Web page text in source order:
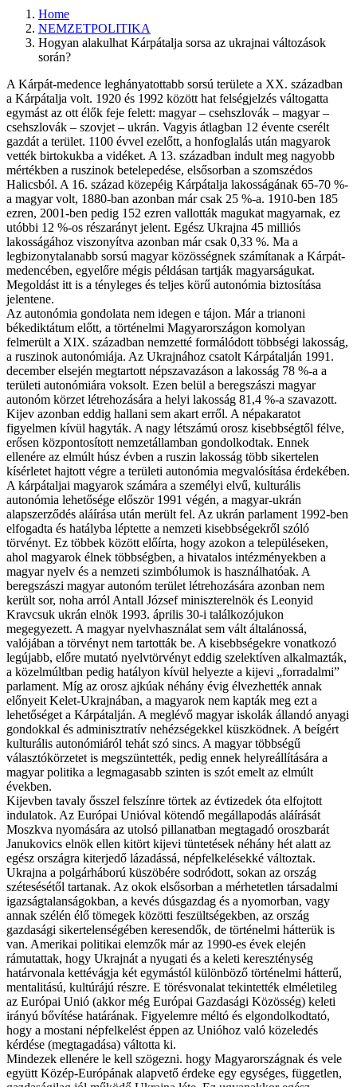
Home
NEMZETPOLITIKA
Hogyan alakulhat Kárpátalja sorsa az ukrajnai változások
során?
A Kárpát-medence leghányatottabb sorsú területe a XX. században
a Kárpátalja volt. 1920 és 1992 között hat felségjelzés váltogatta
egymást az ott élők feje felett: magyar – csehszlovák – magyar –
csehszlovák – szovjet – ukrán. Vagyis átlagban 12 évente cserélt
gazdát a terület. 1100 évvel ezelőtt, a honfoglalás után magyarok
vették birtokukba a vidéket. A 13. században indult meg nagyobb
mértékben a ruszinok betelepedése, elsősorban a szomszédos
Halicsból. A 16. század közepéig Kárpátalja lakosságának 65-70 %-
a magyar volt, 1880-ban azonban már csak 25 %-a. 1910-ben 185
ezren, 2001-ben pedig 152 ezren vallották magukat magyarnak, ez
utóbbi 12 %-os részarányt jelent. Egész Ukrajna 45 milliós
lakosságához viszonyítva azonban már csak 0,33 %. Ma a
legbizonytalanabb sorsú magyar közösségnek számítanak a Kárpát-
medencében, egyelőre mégis példásan tartják magyarságukat.
Megoldást itt is a tényleges és teljes körű autonómia biztosítása
jelentene.
Az autonómia gondolata nem idegen e tájon. Már a trianoni
békediktátum előtt, a történelmi Magyarországon komolyan
felmerült a XIX. században nemzetté formálódott többségi lakosság,
a ruszinok autonómiája. Az Ukrajnához csatolt Kárpátalján 1991.
december elsején megtartott népszavazáson a lakosság 78 %-a a
területi autonómiára voksolt. Ezen belül a beregszászi magyar
autonóm körzet létrehozására a helyi lakosság 81,4 %-a szavazott.
Kijev azonban eddig hallani sem akart erről. A népakaratot
figyelmen kívül hagyták. A nagy létszámú orosz kisebbségtől félve,
erősen központosított nemzetállamban gondolkodtak. Ennek
ellenére az elmúlt húsz évben a ruszin lakosság több sikertelen
kísérletet hajtott végre a területi autonómia megvalósítása érdekében.
A kárpátaljai magyarok számára a személyi elvű, kulturális
autonómia lehetősége először 1991 végén, a magyar-ukrán
alapszerződés aláírása után merült fel. Az ukrán parlament 1992-ben
elfogadta és hatályba léptette a nemzeti kisebbségekről szóló
törvényt. Ez többek között előírta, hogy azokon a településeken,
ahol magyarok élnek többségben, a hivatalos intézményekben a
magyar nyelv és a nemzeti szimbólumok is használhatóak. A
beregszászi magyar autonóm terület létrehozására azonban nem
került sor, noha arról Antall József miniszterelnök és Leonyid
Kravcsuk ukrán elnök 1993. április 30-i találkozójukon
megegyezett. A magyar nyelvhasználat sem vált általánossá,
valójában a törvényt nem tartották be. A kisebbségekre vonatkozó
legújabb, előre mutató nyelvtörvényt eddig szelektíven alkalmazták,
a közelmúltban pedig hatályon kívül helyezte a kijevi „forradalmi”
parlament. Míg az orosz ajkúak néhány évig élvezhették annak
előnyeit Kelet-Ukrajnában, a magyarok nem kapták meg ezt a
lehetőséget a Kárpátalján. A meglévő magyar iskolák állandó anyagi
gondokkal és adminisztratív nehézségekkel küszködnek. A beígért
kulturális autonómiáról tehát szó sincs. A magyar többségű
választókörzetet is megszüntették, pedig ennek helyreállítására a
magyar politika a legmagasabb szinten is szót emelt az elmúlt
években.
Kijevben tavaly ősszel felszínre törtek az évtizedek óta elfojtott
indulatok. Az Európai Unióval kötendő megállapodás aláírását
Moszkva nyomására az utolsó pillanatban megtagadó oroszbarát
Janukovics elnök ellen kitört kijevi tüntetések néhány hét alatt az
egész országra kiterjedő lázadássá, népfelkelésekké változtak.
Ukrajna a polgárháború küszöbére sodródott, sokan az ország
szétesésétől tartanak. Az okok elsősorban a mérhetetlen társadalmi
igazságtalanságokban, a kevés dúsgazdag és a nyomorban, vagy
annak szélén élő tömegek közötti feszültségekben, az ország
gazdasági sikertelenségében keresendők, de történelmi hátterük is
van. Amerikai politikai elemzők már az 1990-es évek elején
rámutattak, hogy Ukrajnát a nyugati és a keleti kereszténység
határvonala kettévágja két egymástól különböző történelmi hátterű,
mentalitású, kultúrájú részre. E törésvonalat tekintették elméletileg
az Európai Unió (akkor még Európai Gazdasági Közösség) keleti
irányú bővítése határának. Figyelemre méltó és elgondolkodtató,
hogy a mostani népfelkelést éppen az Unióhoz való közeledés
kérdése (megtagadása) váltotta ki.
Mindezek ellenére le kell szögezni. hogy Magyarországnak és vele
együtt Közép-Európának alapvető érdeke egy egységes, független,